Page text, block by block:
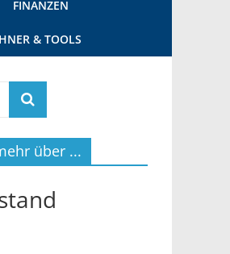
FINANZEN
& TOOLS
über ...